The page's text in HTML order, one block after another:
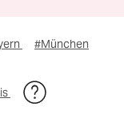
#München